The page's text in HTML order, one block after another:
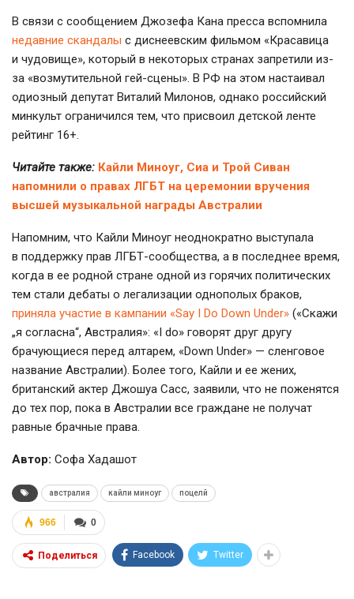
В связи с сообщением Джозефа Кана пресса вспомнила
недавние скандалы с диснеевским фильмом «Красавица
и чудовище», который в некоторых странах запретили из-
за «возмутительной гей-сцены». В РФ на этом настаивал
одиозный депутат Виталий Милонов, однако российский
минкульт ограничился тем, что присвоил детской ленте
рейтинг 16+.
Читайте также: Кайли Миноуг, Сиа и Трой Сиван
напомнили о правах ЛГБТ на церемонии вручения
высшей музыкальной награды Австралии
Напомним, что Кайли Миноуг неоднократно выступала
в поддержку прав ЛГБТ-сообщества, а в последнее время,
когда в ее родной стране одной из горячих политических
тем стали дебаты о легализации однополых браков,
приняла участие в кампании «Say I Do Down Under» («Скажи
„я согласна“, Австралия»: «I do» говорят друг другу
брачующиеся перед алтарем, «Down Under» — сленговое
название Австралии). Более того, Кайли и ее жених,
британский актер Джошуа Сасс, заявили, что не поженятся
до тех пор, пока в Австралии все граждане не получат
равные брачные права.
Автор: Софа Хадашот
австралия кайли миноуг поцелй
0
966
Поделиться Facebook Twitter